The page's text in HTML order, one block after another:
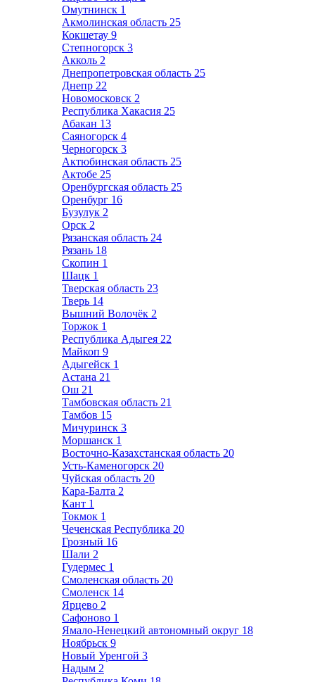
Омутнинск 1
Акмолинская область 25
Кокшетау 9
Степногорск 3
Акколь 2
Днепропетровская область 25
Днепр 22
Новомосковск 2
Республика Хакасия 25
Абакан 13
Саяногорск 4
Черногорск 3
Актюбинская область 25
Актобе 25
Оренбургская область 25
Оренбург 16
Бузулук 2
Орск 2
Рязанская область 24
Рязань 18
Скопин 1
Шацк 1
Тверская область 23
Тверь 14
Вышний Волочёк 2
Торжок 1
Республика Адыгея 22
Майкоп 9
Адыгейск 1
Астана 21
Ош 21
Тамбовская область 21
Тамбов 15
Мичуринск 3
Моршанск 1
Восточно-Казахстанская область 20
Усть-Каменогорск 20
Чуйская область 20
Кара-Балта 2
Кант 1
Токмок 1
Чеченская Республика 20
Грозный 16
Шали 2
Гудермес 1
Смоленская область 20
Смоленск 14
Ярцево 2
Сафоново 1
Ямало-Ненецкий автономный округ 18
Ноябрьск 9
Новый Уренгой 3
Надым 2